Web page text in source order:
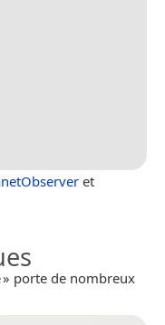
et
» porte de nombreux